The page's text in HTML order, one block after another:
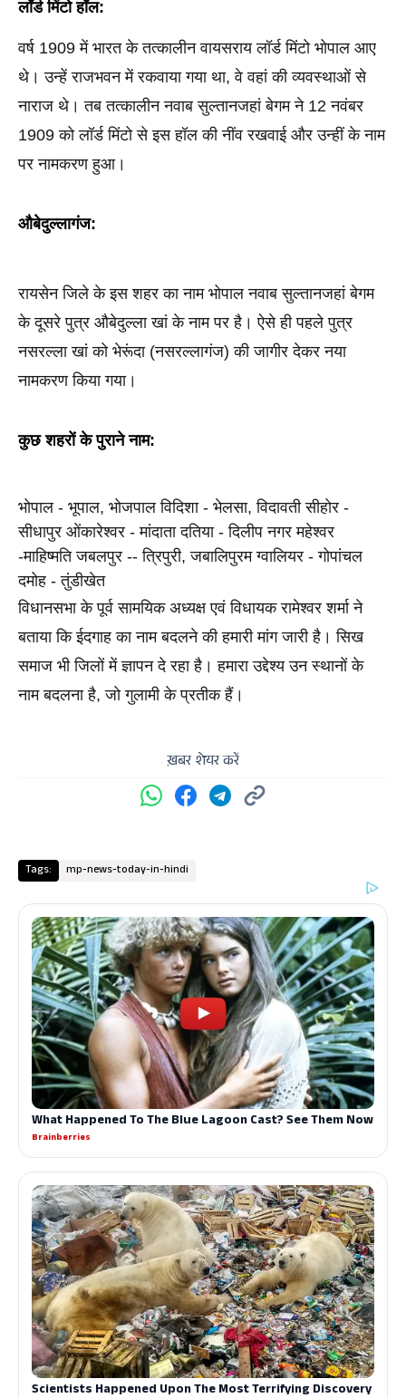
लॉर्ड मिंटो हॉल:
वर्ष 1909 में भारत के तत्कालीन वायसराय लॉर्ड मिंटो भोपाल आए
थे। उन्हें राजभवन में रकवाया गया था, वे वहां की व्यवस्थाओं से
नाराज थे। तब तत्कालीन नवाब सुल्तानजहां बेगम ने 12 नवंबर
1909 को लॉर्ड मिंटो से इस हॉल की नींव रखवाई और उन्हीं के नाम
पर नामकरण हुआ।
औबेदुल्लागंज:
रायसेन जिले के इस शहर का नाम भोपाल नवाब सुल्तानजहां बेगम
के दूसरे पुत्र औबेदुल्ला खां के नाम पर है। ऐसे ही पहले पुत्र
नसरल्ला खां को भेरूंदा (नसरल्लागंज) की जागीर देकर नया
नामकरण किया गया।
कुछ शहरों के पुराने नाम:
भोपाल - भूपाल, भोजपाल विदिशा - भेलसा, विदावती सीहोर -
सीधापुर ओंकारेश्वर - मांदाता दतिया - दिलीप नगर महेश्वर
-माहिष्मति जबलपुर -- त्रिपुरी, जबालिपुरम ग्वालियर - गोपांचल
दमोह - तुंडीखेत
विधानसभा के पूर्व सामयिक अध्यक्ष एवं विधायक रामेश्वर शर्मा ने
बताया कि ईदगाह का नाम बदलने की हमारी मांग जारी है। सिख
समाज भी जिलों में ज्ञापन दे रहा है। हमारा उद्देश्य उन स्थानों के
नाम बदलना है, जो गुलामी के प्रतीक हैं।
ख़बर शेयर करें
Tags: mp-news-today-in-hindi